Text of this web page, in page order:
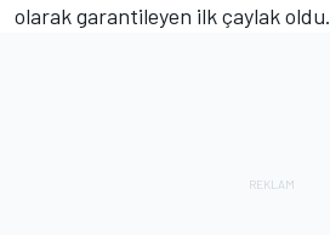
olarak garantileyen ilk çaylak oldu.